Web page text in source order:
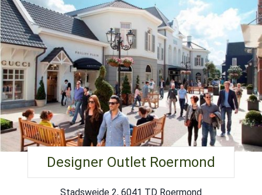
Designer Outlet Roermond
Stadsweide 2, 6041 TD Roermond